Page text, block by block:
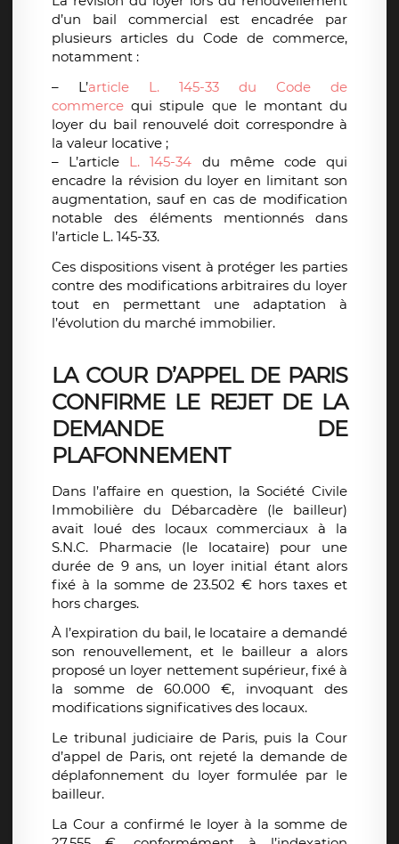
d’un bail commercial est encadrée par
plusieurs articles du Code de commerce,
notamment :
– L’article L. 145-33 du Code de
commerce qui stipule que le montant du
loyer du bail renouvelé doit correspondre à
la valeur locative ;
– L’article L. 145-34 du même code qui
encadre la révision du loyer en limitant son
augmentation, sauf en cas de modification
notable des éléments mentionnés dans
l’article L. 145-33.
Ces dispositions visent à protéger les parties
contre des modifications arbitraires du loyer
tout en permettant une adaptation à
l’évolution du marché immobilier.
LA COUR D’APPEL DE PARIS
CONFIRME LE REJET DE LA
DEMANDE DE
PLAFONNEMENT
Dans l’affaire en question, la Société Civile
Immobilière du Débarcadère (le bailleur)
avait loué des locaux commerciaux à la
S.N.C. Pharmacie (le locataire) pour une
durée de 9 ans, un loyer initial étant alors
fixé à la somme de 23.502 € hors taxes et
hors charges.
À l’expiration du bail, le locataire a demandé
son renouvellement, et le bailleur a alors
proposé un loyer nettement supérieur, fixé à
la somme de 60.000 €, invoquant des
modifications significatives des locaux.
Le tribunal judiciaire de Paris, puis la Cour
d’appel de Paris, ont rejeté la demande de
déplafonnement du loyer formulée par le
bailleur.
La Cour a confirmé le loyer à la somme de